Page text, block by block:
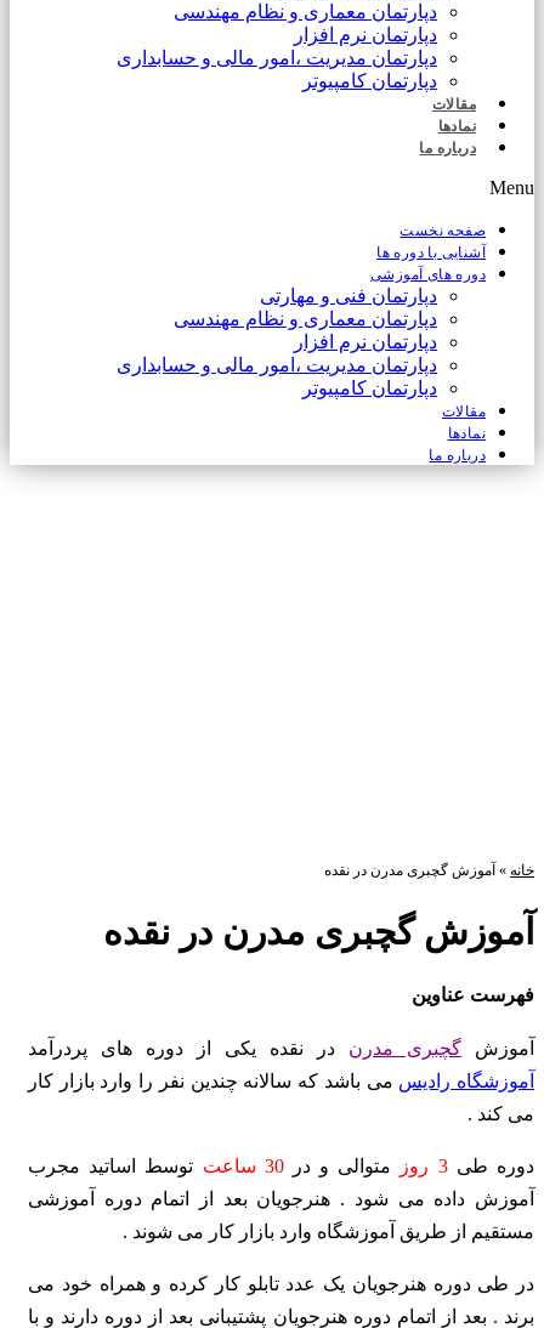
دپارتمان معماری و نظام مهندسی
دپارتمان نرم افزار
دپارتمان مدیریت ،امور مالی و حسابداری
دپارتمان کامپیوتر
مقالات
نمادها
درباره ما
Menu
صفحه نخست
آشنایی با دوره ها
دوره های آموزشی
دپارتمان فنی و مهارتی
دپارتمان معماری و نظام مهندسی
دپارتمان نرم افزار
دپارتمان مدیریت ،امور مالی و حسابداری
دپارتمان کامپیوتر
مقالات
نمادها
درباره ما
خانه » آموزش گچبری مدرن در نقده
آموزش گچبری مدرن در نقده
فهرست عناوین
آموزش گچبری مدرن در نقده یکی از دوره های پردرآمد
آموزشگاه رادیس می باشد که سالانه چندین نفر را وارد بازار کار
می کند .
دوره طی3 روز متوالی و در30 ساعت
توسط اساتید مجرب
آموزش داده می شود . هنرجویان بعد از اتمام دوره آموزشی
مستقیم از طریق آموزشگاه وارد بازار کار می شوند .
در طی دوره هنرجویان یک عدد تابلو کار کرده و همراه خود می
برند . بعد از اتمام دوره هنرجویان پشتیبانی بعد از دوره دارند و با